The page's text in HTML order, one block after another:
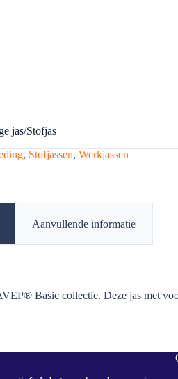
jas/Stofjas
, Stofjassen, Werkjassen
Aanvullende informatie
Basic collectie. Deze jas met